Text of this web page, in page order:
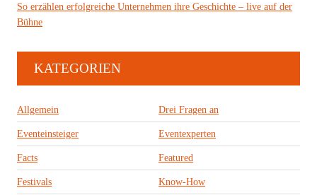
So erzählen erfolgreiche Unternehmen ihre Geschichte – live auf der
Bühne
KATEGORIEN
Allgemein Drei Fragen an
Eventeinsteiger Eventexperten
Facts Featured
Festivals Know-How